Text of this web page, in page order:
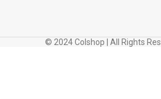
© 2024 Colshop | All Rights